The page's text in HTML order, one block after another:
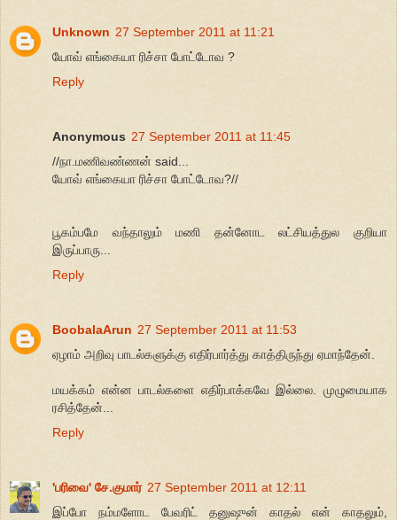
Unknown 27 September 2011 at 11:21
யோவ் எங்கையா ரிச்சா போட்டோவ ?
Reply
Anonymous 27 September 2011 at 11:45
//நா.மணிவண்ணன் said...
யோவ் எங்கையா ரிச்சா போட்டோவ?//
பூகம்பமே வந்தாலும் மணி தன்னோட லட்சியத்துல குறியா
இருப்பாரு...
Reply
BoobalaArun 27 September 2011 at 11:53
ஏழாம் அறிவு பாடல்களுக்கு எதிர்பார்த்து காத்திருந்து ஏமாந்தேன்.
மயக்கம் என்ன பாடல்களை எதிர்பாக்கவே இல்லை. முழுமையாக
ரசித்தேன்...
Reply
'பரிவை' சே.குமார் 27 September 2011 at 12:11
இப்போ நம்மளோட பேவரிட் தனுஷுன் காதல் என் காதலும்,